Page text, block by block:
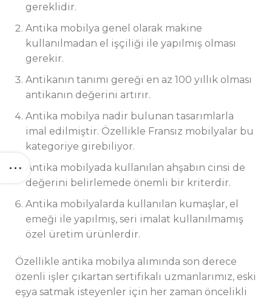
gereklidir.
Antika mobilya genel olarak makine
kullanılmadan el işçiliği ile yapılmış olması
gerekir.
Antikanın tanımı gereği en az 100 yıllık olması
antikanın değerini artırır.
Antika mobilya nadir bulunan tasarımlarla
imal edilmiştir. Özellikle Fransız mobilyalar bu
kategoriye girebiliyor.
Antika mobilyada kullanılan ahşabın cinsi de
değerini belirlemede önemli bir kriterdir.
Antika mobilyalarda kullanılan kumaşlar, el
emeği ile yapılmış, seri imalat kullanılmamış
özel üretim ürünlerdir.
Özellikle antika mobilya alımında son derece
özenli işler çıkartan sertifikalı uzmanlarımız, eski
eşya satmak isteyenler için her zaman öncelikli